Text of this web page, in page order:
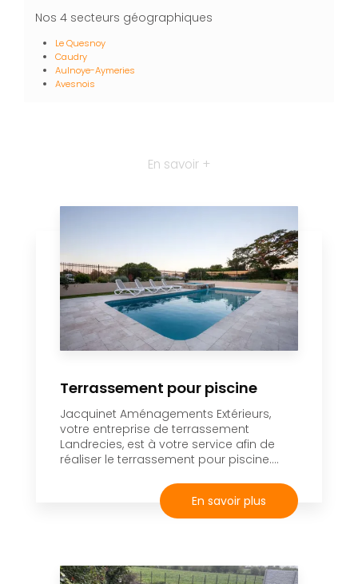
Nos 4 secteurs géographiques
Le Quesnoy
Caudry
Aulnoye-Aymeries
Avesnois
En savoir +
Terrassement pour piscine
Jacquinet Aménagements Extérieurs,
votre entreprise de terrassement
Landrecies, est à votre service afin de
réaliser le terrassement pour piscine....
En savoir plus